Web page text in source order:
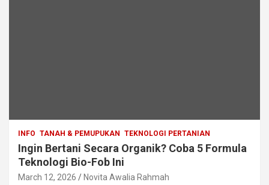
INFO TANAH & PEMUPUKAN TEKNOLOGI PERTANIAN
Ingin Bertani Secara Organik? Coba 5 Formula
Teknologi Bio-Fob Ini
March 12, 2026 Novita Awalia Rahmah